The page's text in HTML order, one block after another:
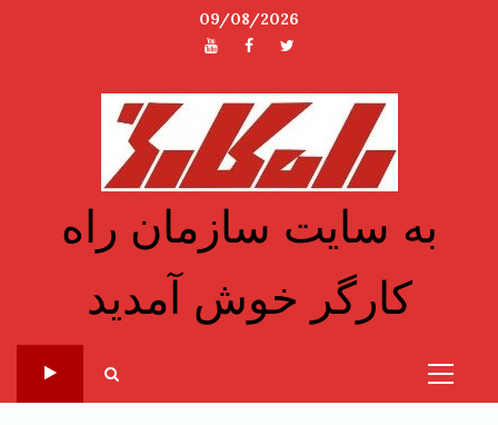
09/08/2026
توئیترفیسبوکیوتیوب
به سایت سازمان راه
کارگر خوش آمدید
Primary